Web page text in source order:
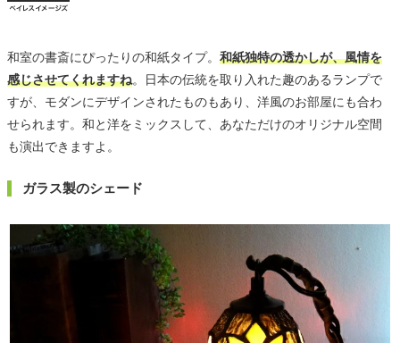
和室の書斎にぴったりの和紙タイプ。 和紙独特の透かしが、風情を
感じさせてくれますね。日本の伝統を取り入れた趣のあるランプで
すが、モダンにデザインされたものもあり、洋風のお部屋にも合わ
せられます。和と洋をミックスして、あなただけのオリジナル空間
も演出できますよ。
ガラス製のシェード